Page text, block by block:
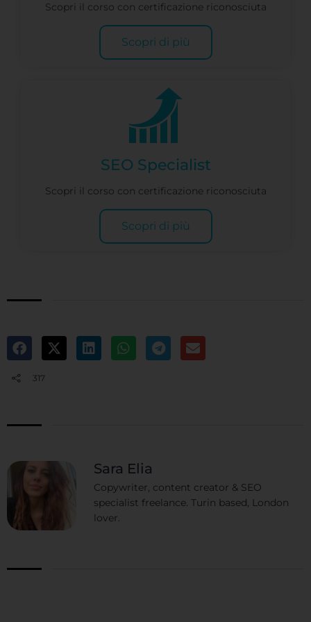
Scopri il corso con certificazione riconosciuta
Scopri di più
SEO Specialist
Scopri il corso con certificazione riconosciuta
Scopri di più
317
Sara Elia
Copywriter, content creator & SEO
specialist freelance. Turin based, London
lover.